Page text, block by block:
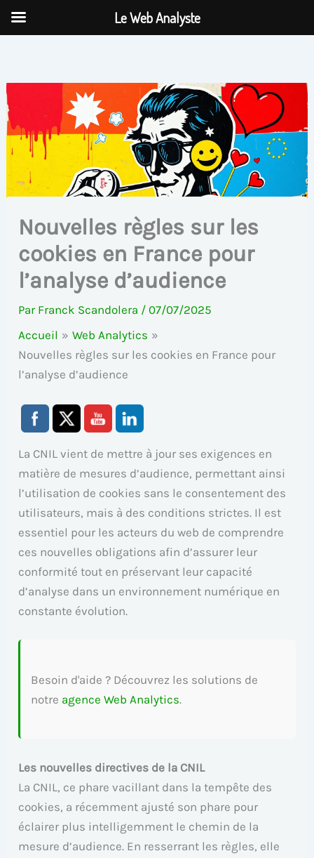
Aller
Nouvelles règles sur les
cookies en France pour
l’analyse d’audience
Par Franck Scandolera /07/07/2025
Accueil
Web Analytics
Nouvelles règles sur les cookies en France pour
l’analyse d’audience
La CNIL vient de mettre à jour ses exigences en
matière de mesures d’audience, permettant ainsi
l’utilisation de cookies sans le consentement des
utilisateurs, mais à des conditions strictes. Il est
essentiel pour les acteurs du web de comprendre
ces nouvelles obligations afin d’assurer leur
conformité tout en préservant leur capacité
d’analyse dans un environnement numérique en
constante évolution.
Besoin d'aide ? Découvrez les solutions de
notre agence Web Analytics.
Les nouvelles directives de la CNIL
La CNIL, ce phare vacillant dans la tempête des
cookies, a récemment ajusté son phare pour
éclairer plus intelligemment le chemin de la
mesure d’audience. En resserrant les règles, elle
Le Web Analyste